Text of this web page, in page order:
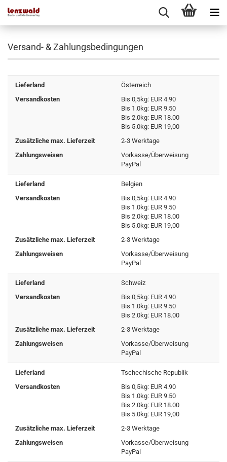
Versand- & Zahlungsbedingungen
Lieferland
Österreich
Versandkosten
Bis 0,5kg: EUR 4.90
Bis 1.0kg: EUR 9.50
Bis 2.0kg: EUR 18.00
Bis 5.0kg: EUR 19,00
Zusätzliche max. Lieferzeit
2-3 Werktage
Zahlungsweisen
Vorkasse/Überweisung
PayPal
Lieferland
Belgien
Versandkosten
Bis 0,5kg: EUR 4.90
Bis 1.0kg: EUR 9.50
Bis 2.0kg: EUR 18.00
Bis 5.0kg: EUR 19,00
Zusätzliche max. Lieferzeit
2-3 Werktage
Zahlungsweisen
Vorkasse/Überweisung
PayPal
Lieferland
Schweiz
Versandkosten
Bis 0,5kg: EUR 4.90
Bis 1.0kg: EUR 9.50
Bis 2.0kg: EUR 18.00
Zusätzliche max. Lieferzeit
2-3 Werktage
Zahlungsweisen
Vorkasse/Überweisung
PayPal
Lieferland
Tschechische Republik
Versandkosten
Bis 0,5kg: EUR 4.90
Bis 1.0kg: EUR 9.50
Bis 2.0kg: EUR 18.00
Bis 5.0kg: EUR 19,00
Zusätzliche max. Lieferzeit
2-3 Werktage
Zahlungsweisen
Vorkasse/Überweisung
PayPal